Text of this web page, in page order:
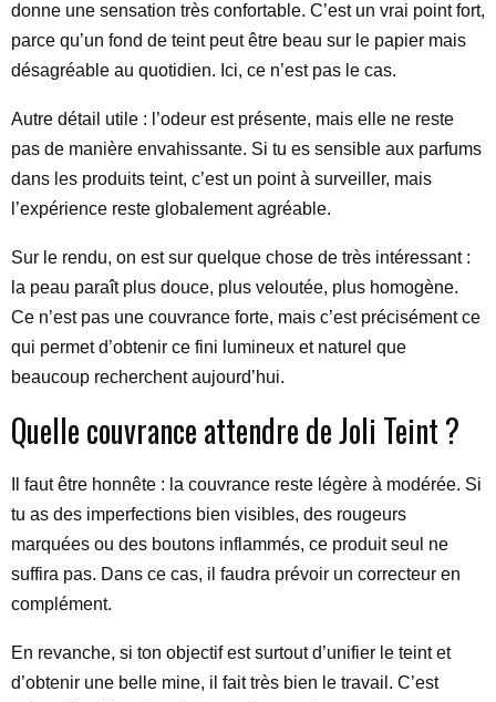
donne une sensation très confortable. C’est un vrai point fort,
parce qu’un fond de teint peut être beau sur le papier mais
désagréable au quotidien. Ici, ce n’est pas le cas.
Autre détail utile : l’odeur est présente, mais elle ne reste
pas de manière envahissante. Si tu es sensible aux parfums
dans les produits teint, c’est un point à surveiller, mais
l’expérience reste globalement agréable.
Sur le rendu, on est sur quelque chose de très intéressant :
la peau paraît plus douce, plus veloutée, plus homogène.
Ce n’est pas une couvrance forte, mais c’est précisément ce
qui permet d’obtenir ce fini lumineux et naturel que
beaucoup recherchent aujourd’hui.
Quelle couvrance attendre de Joli Teint ?
Il faut être honnête : la couvrance reste légère à modérée. Si
tu as des imperfections bien visibles, des rougeurs
marquées ou des boutons inflammés, ce produit seul ne
suffira pas. Dans ce cas, il faudra prévoir un correcteur en
complément.
En revanche, si ton objectif est surtout d’unifier le teint et
d’obtenir une belle mine, il fait très bien le travail. C’est